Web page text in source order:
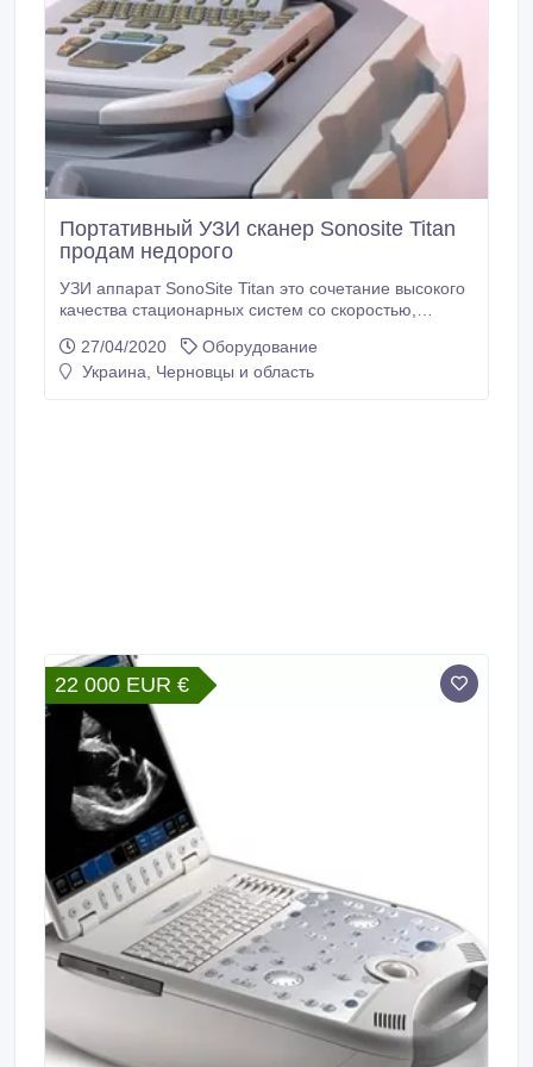
Портативный УЗИ сканер Sonosite Titan
продам недорого
УЗИ аппарат SonoSite Titan это сочетание высокого
качества стационарных систем со скоростью,
для визуализации костно-мышечной системы,
сосудов и малых структур (молочная и щитовидная
27/04/2020
Оборудование
Украина, Черновцы и область
22 000 EUR €